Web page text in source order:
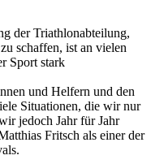
der Triathlonabteilung,
schaffen, ist an vielen
Sport stark
und Helfern und den
Situationen, die wir nur
jedoch Jahr für Jahr
Fritsch als einer der